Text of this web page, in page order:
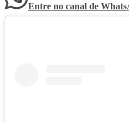
Entre no canal de